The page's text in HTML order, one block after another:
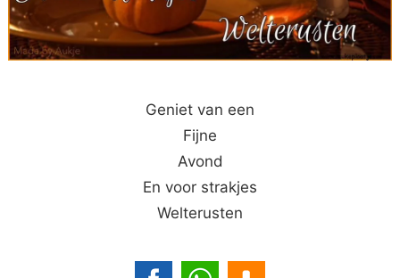
Geniet van een
Fijne
Avond
En voor strakjes
Welterusten